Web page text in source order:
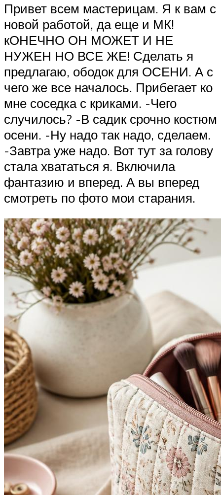
Привет всем мастерицам. Я к вам с
новой работой, да еще и МК!
кОНЕЧНО ОН МОЖЕТ И НЕ
НУЖЕН НО ВСЕ ЖЕ! Сделать я
предлагаю, ободок для ОСЕНИ. А с
чего же все началось. Прибегает ко
мне соседка с криками. -Чего
случилось? -В садик срочно костюм
осени. -Ну надо так надо, сделаем.
-Завтра уже надо. Вот тут за голову
стала хвататься я. Включила
фантазию и вперед. А вы вперед
смотреть по фото мои старания.